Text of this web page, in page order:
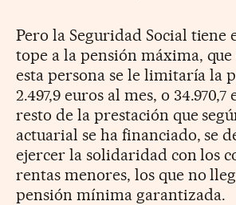
Pero la Seguridad Social tiene
tope a la pensión máxima,
esta persona se le limitaría la
2.497,9 euros al mes, o
resto de la prestación que
actuarial se ha financiado, se
ejercer la solidaridad con los
rentas menores, los que no
pensión mínima garantizada.